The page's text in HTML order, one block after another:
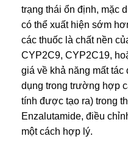
trạng thái ổn định, mặc
có thể xuất hiện sớm
các thuốc là chất nền
CYP2C9, CYP2C19,
giá về khả năng mất
dụng trong trường hợp
tính được tạo ra) trong
Enzalutamide, điều
một cách hợp lý.